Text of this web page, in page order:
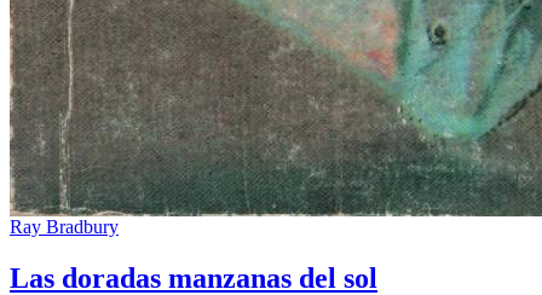
Ray Bradbury
Las doradas manzanas del sol